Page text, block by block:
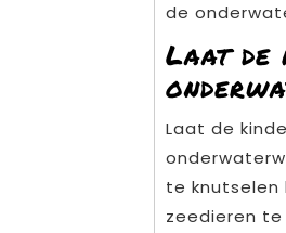
de
Laat de
Laat de
te knutselen
zeedieren te